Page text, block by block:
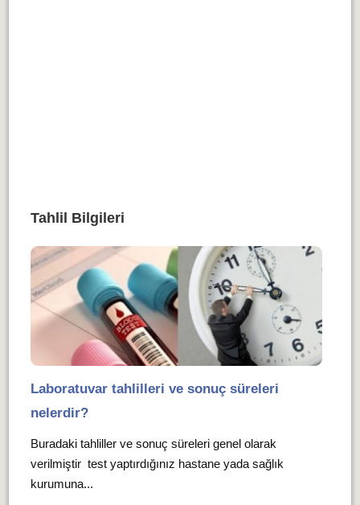
Tahlil Bilgileri
Laboratuvar tahlilleri ve sonuç süreleri
nelerdir?
Buradaki tahliller ve sonuç süreleri genel olarak
verilmiştir test yaptırdığınız hastane yada sağlık
kurumuna...